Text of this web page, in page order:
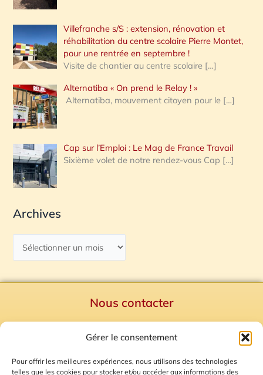
Gérer le consentement
Pour offrir les meilleures expériences, nous utilisons des technologies
telles que les cookies pour stocker et/ou accéder aux informations des
Villefranche s/S : extension, rénovation et
réhabilitation du centre scolaire Pierre Montet,
pour une rentrée en septembre !
Visite de chantier au centre scolaire […]
Alternatiba « On prend le Relay ! »
Alternatiba, mouvement citoyen pour le […]
Cap sur l’Emploi : Le Mag de France Travail
Sixième volet de notre rendez-vous Cap […]
Archives
Nous contacter
Mentions Légales
Plan du site